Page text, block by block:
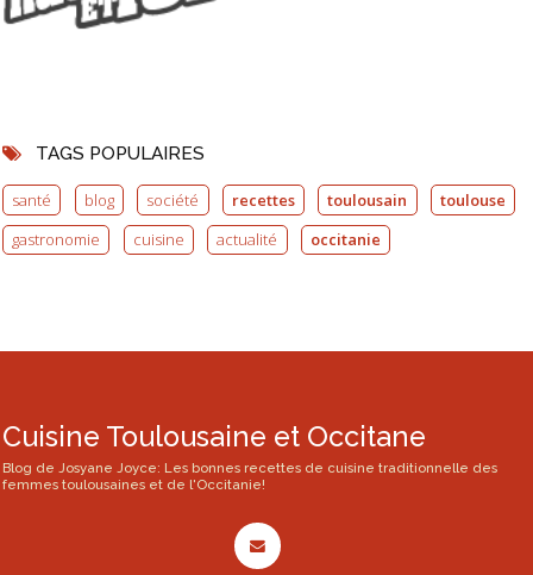
TAGS POPULAIRES
santé blog société recettes toulousain
toulouse
gastronomie
cuisine actualité occitanie
Cuisine Toulousaine et Occitane
Blog de Josyane Joyce: Les bonnes recettes de cuisine traditionnelle des
femmes toulousaines et de l'Occitanie!